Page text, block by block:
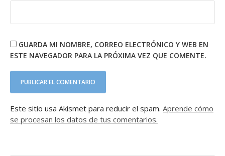
GUARDA MI NOMBRE, CORREO ELECTRÓNICO Y WEB EN
ESTE NAVEGADOR PARA LA PRÓXIMA VEZ QUE COMENTE.
Este sitio usa Akismet para reducir el spam. Aprende cómo
se procesan los datos de tus comentarios.